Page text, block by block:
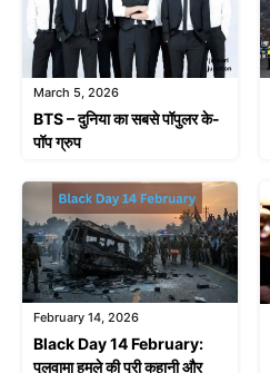
March 5, 2026
BTS – दुनिया का सबसे पॉपुलर के-
पॉप ग्रुप
February 14, 2026
Black Day 14 February:
पुलवामा हमले की पूरी कहानी और